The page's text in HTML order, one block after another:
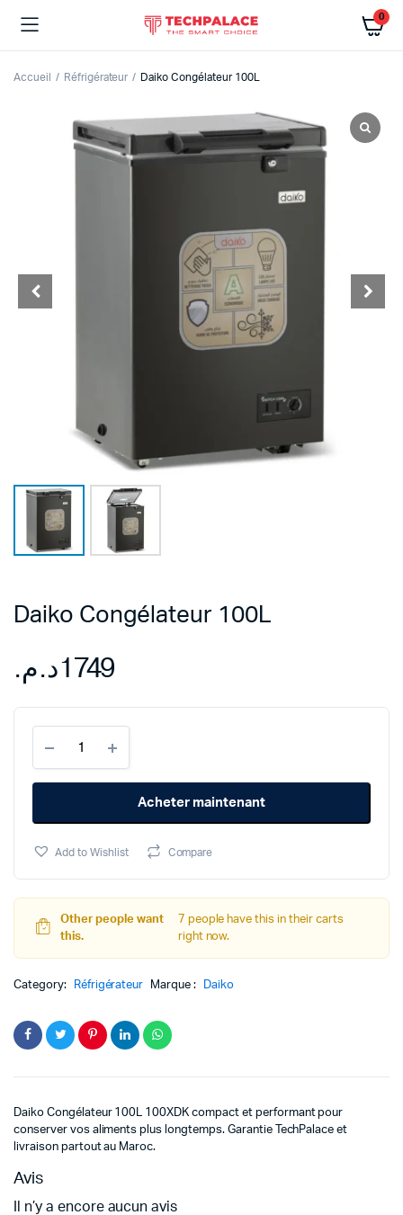
0
Accueil Réfrigérateur Daiko Congélateur 100L
Daiko Congélateur 100L
1749د.م.
Congélateur
100L
quantity
Acheter maintenant
Add to Wishlist Compare
Other people want
this.
7 people have this in their carts
right now.
Category: Réfrigérateur Marque : Daiko
Daiko Congélateur 100L 100XDK compact et performant pour
conserver vos aliments plus longtemps. Garantie TechPalace et
livraison partout au Maroc.
Avis
Il n’y a encore aucun avis